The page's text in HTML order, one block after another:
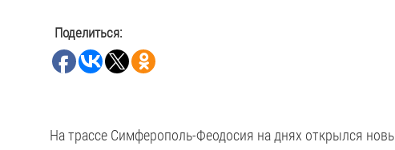
Поделиться:
На трассе Симферополь-Феодосия на днях открылся